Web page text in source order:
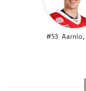
#53 Aarnio,